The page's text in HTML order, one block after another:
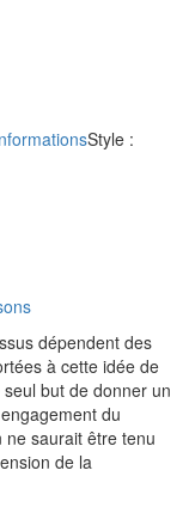
Style :
dépendent des
à cette idée de
but de donner un
du
saurait être tenu
de la